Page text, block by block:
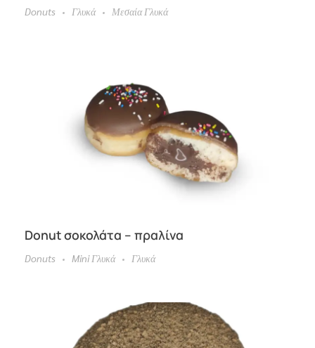
Donuts Γλυκά Μεσαία Γλυκά
Donut σοκολάτα – πραλίνα
Donuts Mini Γλυκά Γλυκά